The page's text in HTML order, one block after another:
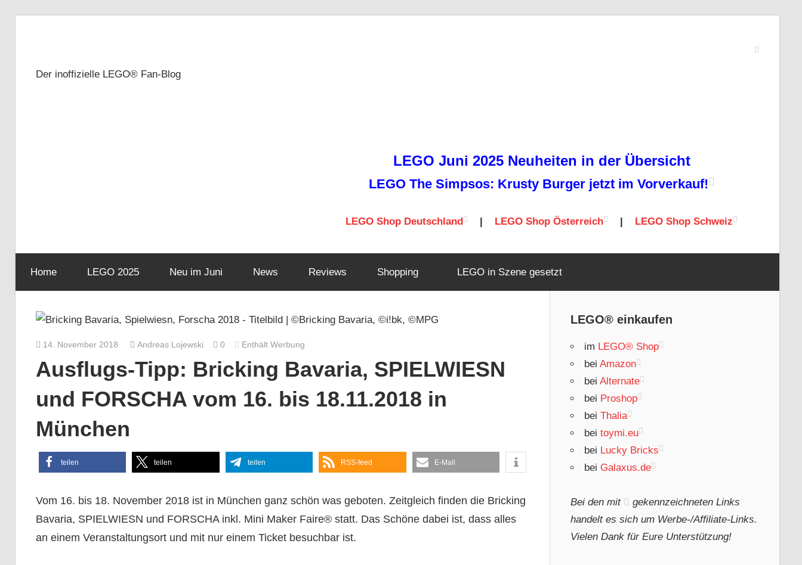
Der inoffizielle LEGO® Fan-Blog
LEGO Juni 2025 Neuheiten in der Übersicht
LEGO The Simpsos: Krusty Burger jetzt im Vorverkauf!
LEGO Shop Deutschland LEGO Shop Österreich LEGO Shop Schweiz
Home LEGO 2025 Neu im Juni News Reviews Shopping LEGO in Szene gesetzt
14. November 2018 Andreas Lojewski 0 Enthält Werbung
Ausflugs-Tipp: Bricking Bavaria, SPIELWIESN
und FORSCHA vom 16. bis 18.11.2018 in
München
teilen teilen teilen RSS-feed E-Mail
Vom 16. bis 18. November 2018 ist in München ganz schön was geboten. Zeitgleich finden die Bricking
Bavaria, SPIELWIESN und FORSCHA inkl. Mini Maker Faire® statt. Das Schöne dabei ist, dass alles
an einem Veranstaltungsort und mit nur einem Ticket besuchbar ist.
LEGO® einkaufen
im LEGO® Shop
bei Amazon
bei Alternate
bei Proshop
bei Thalia
bei toymi.eu
bei Lucky Bricks
bei Galaxus.de
Bei den mit
gekennzeichneten Links
handelt es sich um Werbe-/Affiliate-Links.
Vielen Dank für Eure Unterstützung!